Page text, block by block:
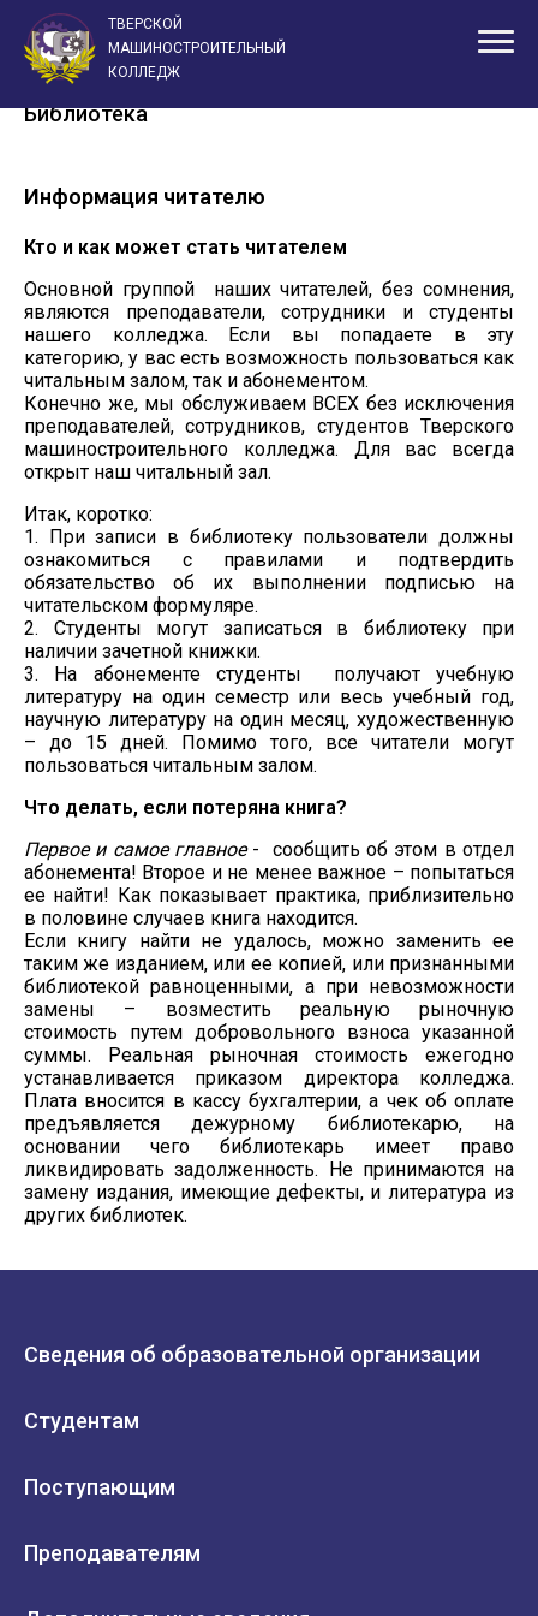
ТВЕРСКОЙ
МАШИНОСТРОИТЕЛЬНЫЙ
КОЛЛЕДЖ
Главная Дополнительные сведения
Библиотека
Информация читателю
Кто и как может стать читателем
Основной группой наших читателей, без сомнения,
являются преподаватели, сотрудники и студенты
нашего колледжа. Если вы попадаете в эту
категорию, у вас есть возможность пользоваться как
читальным залом, так и абонементом.
Конечно же, мы обслуживаем ВСЕХ без исключения
преподавателей, сотрудников, студентов Тверского
машиностроительного колледжа. Для вас всегда
открыт наш читальный зал.
Итак, коротко:
1. При записи в библиотеку пользователи должны
ознакомиться с правилами и подтвердить
обязательство об их выполнении подписью на
читательском формуляре.
2. Студенты могут записаться в библиотеку при
наличии зачетной книжки.
3. На абонементе студенты получают учебную
литературу на один семестр или весь учебный год,
научную литературу на один месяц, художественную
– до 15 дней. Помимо того, все читатели могут
пользоваться читальным залом.
Что делать, если потеряна книга?
Первое и самое главное- сообщить об этом в отдел
абонемента! Второе и не менее важное – попытаться
ее найти! Как показывает практика, приблизительно
в половине случаев книга находится.
Если книгу найти не удалось, можно заменить ее
таким же изданием, или ее копией, или признанными
библиотекой равноценными, а при невозможности
замены – возместить реальную рыночную
стоимость путем добровольного взноса указанной
суммы. Реальная рыночная стоимость ежегодно
устанавливается приказом директора колледжа.
Плата вносится в кассу бухгалтерии, а чек об оплате
предъявляется дежурному библиотекарю, на
основании чего библиотекарь имеет право
ликвидировать задолженность. Не принимаются на
замену издания, имеющие дефекты, и литература из
других библиотек.
Сведения об образовательной организации
Студентам
Поступающим
Преподавателям